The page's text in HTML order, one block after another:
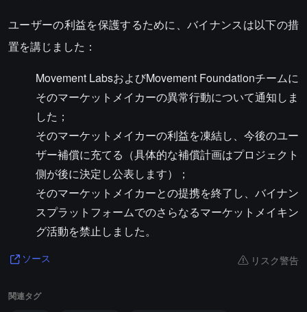
ユーザーの利益を保護するために、バイナンスは以下の措
置を講じました：
Movement LabsおよびMovement Foundationチームに
そのマーケットメイカーの異常行動について通知しま
した；
そのマーケットメイカーの利益を凍結し、今後のユー
ザー補償に充てる（具体的な補償計画はプロジェクト
側が後に決定し公表します）；
そのマーケットメイカーとの提携を終了し、バイナン
スプラットフォームでのさらなるマーケットメイキン
グ活動を禁止しました。
ソース リスク警告
関連タグ